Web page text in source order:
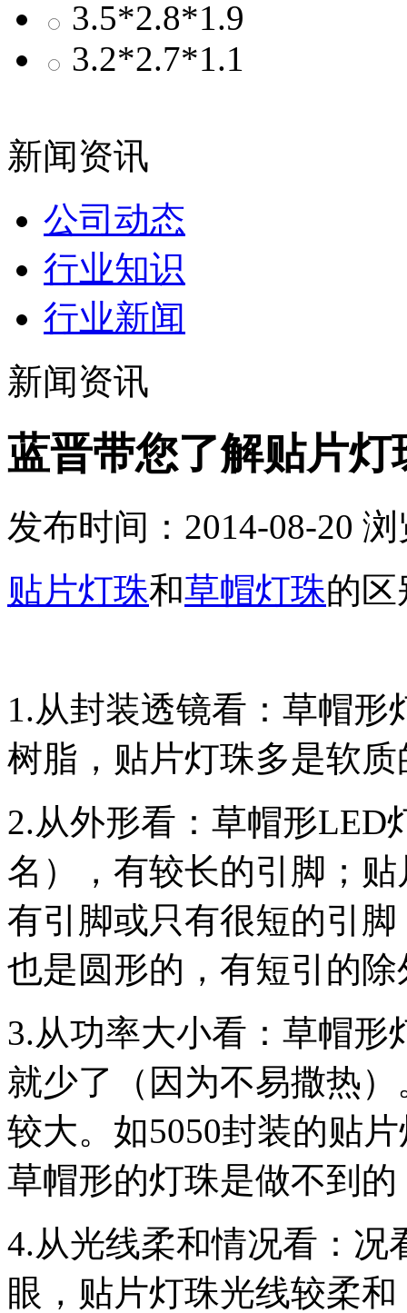
3.5*2.8*1.9
3.2*2.7*1.1
新闻资讯
公司动态
行业知识
行业新闻
新闻资讯
蓝晋带您了解贴片
发布时间：2014-08-20
贴片灯珠和草帽灯珠的区
1.从封装透镜看：草帽
树脂，贴片灯珠多是软
2.从外形看：草帽形LED
名），有较长的引脚；
有引脚或只有很短的引
也是圆形的，有短引的除
3.从功率大小看：草帽形
就少了（因为不易撒热
较大。如5050封装的贴
草帽形的灯珠是做不到的
4.从光线柔和情况看：况
眼，贴片灯珠光线较柔和